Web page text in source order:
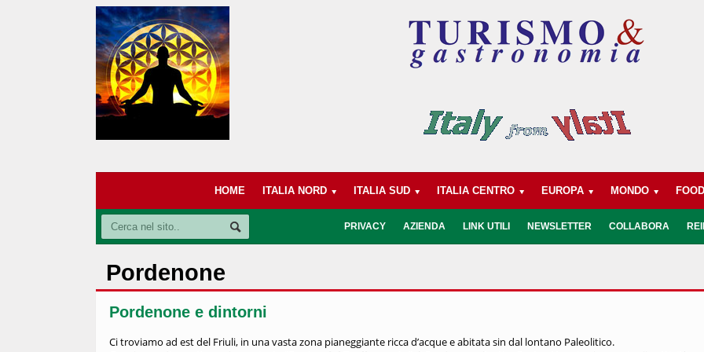
HOME ITALIA NORD ITALIA SUD ITALIA CENTRO EUROPA MONDO FOOD
PRIVACY AZIENDA LINK UTILI NEWSLETTER COLLABORA
Pordenone
Pordenone e dintorni
Ci troviamo ad est del Friuli, in una vasta zona pianeggiante ricca d’acque e abitata sin dal lontano Paleolitico.